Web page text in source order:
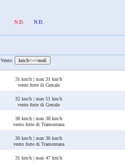
N.D. N.D.
Vento: km/h<-->nodi
31 km/h | max 31 km/h
vento forte di Grecale
32 km/h | max 51 km/h
vento forte di Grecale
38 km/h | max 38 km/h
vento forte di Tramontana
36 km/h | max 36 km/h
vento forte di Tramontana
31 km/h | max 47 km/h